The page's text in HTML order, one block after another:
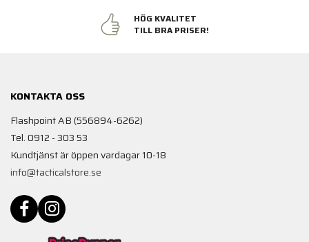
HÖG KVALITET
TILL BRA PRISER!
KONTAKTA OSS
Flashpoint AB (556894-6262)
Tel. 0912 - 303 53
Kundtjänst är öppen vardagar 10-18
info@tacticalstore.se